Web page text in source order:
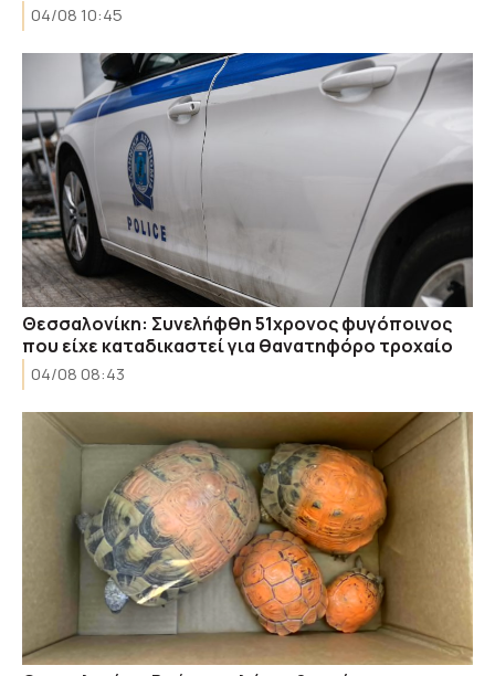
04/08 10:45
Θεσσαλονίκη: Συνελήφθη 51χρονος φυγόποινος
που είχε καταδικαστεί για θανατηφόρο τροχαίο
04/08 08:43